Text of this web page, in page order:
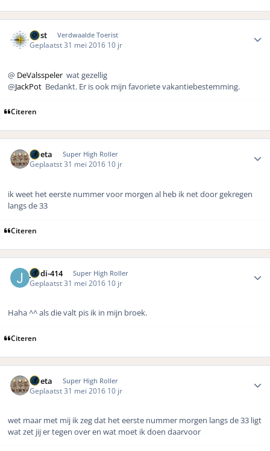
west Verdwaalde Toerist
Geplaatst 31 mei 2016 10 jr
@ DeValsspeler wat gezellig
@JackPot Bedankt. Er is ook mijn favoriete vakantiebestemming.
Citeren
ruleta Super High Roller
Geplaatst 31 mei 2016 10 jr
ik weet het eerste nummer voor morgen al heb ik net door gekregen
langs de 33
Citeren
jordi-414 Super High Roller
Geplaatst 31 mei 2016 10 jr
Haha ^^ als die valt pis ik in mijn broek.
Citeren
ruleta Super High Roller
Geplaatst 31 mei 2016 10 jr
wet maar met mij ik zeg dat het eerste nummer morgen langs de 33 ligt
wat zet jij er tegen over en wat moet ik doen daarvoor